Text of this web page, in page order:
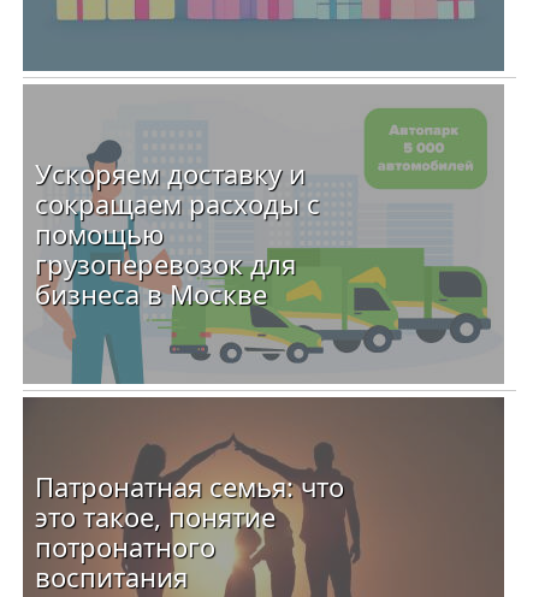
Ускоряем доставку и
сокращаем расходы с
помощью
грузоперевозок для
бизнеса в Москве
Патронатная семья: что
это такое, понятие
потронатного
воспитания